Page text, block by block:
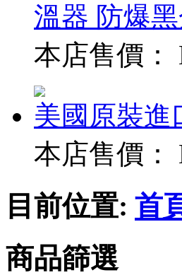
溫器 防爆
本店售價：
美國原裝進
本店售價：
目前位置: 首
商品篩選